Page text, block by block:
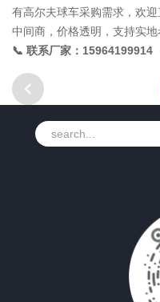
有高尔夫球车采购需求，欢
中间商，价格透明，支持实地
📞 联系厂家：15964199914